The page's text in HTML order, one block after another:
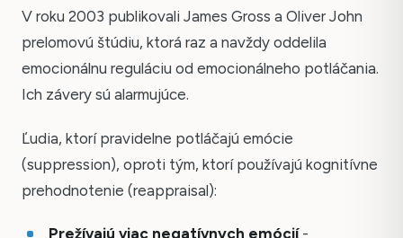
V roku 2003 publikovali James Gross a Oliver John
prelomovú štúdiu, ktorá raz a navždy oddelila
emocionálnu reguláciu od emocionálneho potláčania.
Ich závery sú alarmujúce.
Ľudia, ktorí pravidelne potláčajú emócie
(suppression), oproti tým, ktorí používajú kognitívne
prehodnotenie (reappraisal):
Prežívajú viac negatívnych emócií-